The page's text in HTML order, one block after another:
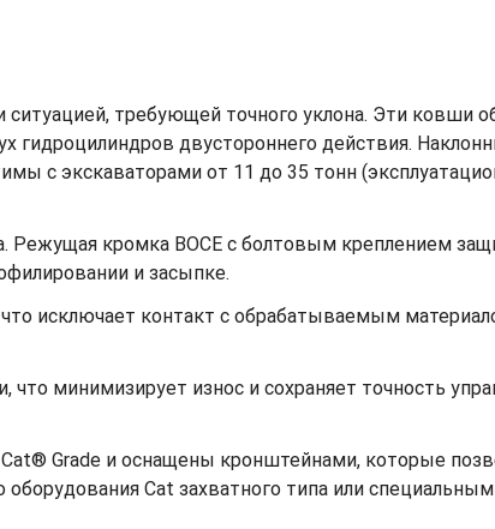
требующей точного уклона. Эти ковши
гидроцилиндров двустороннего действия.
с экскаваторами от 11 до 35 тонн
кромка BOCE с болтовым креплением
и засыпке.
исключает контакт с обрабатываемым
минимизирует износ и сохраняет точность
Grade и оснащены кронштейнами, которые
Cat захватного типа или